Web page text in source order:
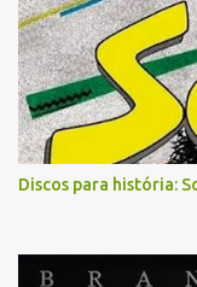
Discos para história: